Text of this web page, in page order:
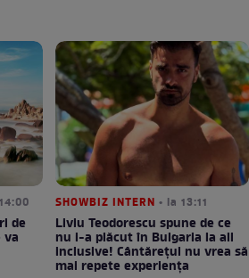
de
SHOWBIZ INTERN • la 13:11
Liviu Teodorescu spune de ce
nu i-a plăcut în Bulgaria la all
inclusive! Cântărețul nu vrea să
mai repete experiența